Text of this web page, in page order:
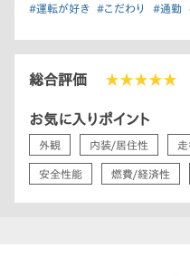
#運転が好き #こだわり #通勤
総合評価 ★★★★★
お気に入りポイント
外観 内装/居住性 走
安全性能 燃費/経済性